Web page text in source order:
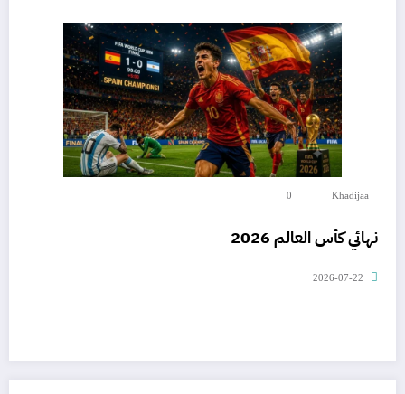
Khadijaa
0
نهائي كأس العالم 2026
2026-07-22